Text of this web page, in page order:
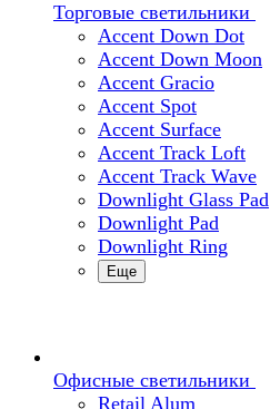
Торговые светильники
Accent Down Dot
Accent Down Moon
Accent Gracio
Accent Spot
Accent Surface
Accent Track Loft
Accent Track Wave
Downlight Glass Pad
Downlight Pad
Downlight Ring
Еще
Офисные светильники
Retail Alum